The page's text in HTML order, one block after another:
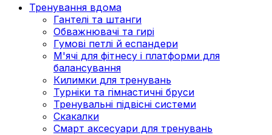
Тренування вдома
Гантелі та штанги
Обважнювачі та гирі
Гумові петлі й еспандери
М'ячі для фітнесу і платформи для
балансування
Килимки для тренувань
Турніки та гімнастичні бруси
Тренувальні підвісні системи
Скакалки
Смарт аксесуари для тренувань